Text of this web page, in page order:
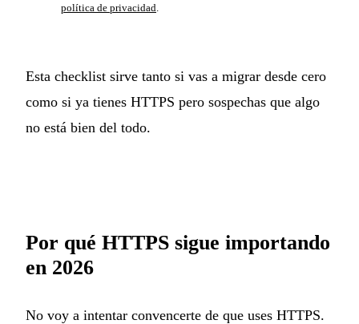
política de privacidad
Esta checklist sirve tanto si vas a migrar desde cero
como si ya tienes HTTPS pero sospechas que algo
no está bien del todo.
Por qué HTTPS sigue importando
en 2026
No voy a intentar convencerte de que uses HTTPS.